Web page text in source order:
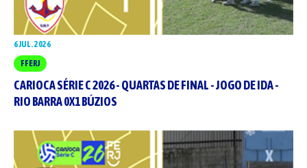
6 JUL. 2026
FFERJ
CARIOCA SÉRIE C 2026 - QUARTAS DE FINAL - JOGO DE IDA -
RIO BARRA 0X1 BÚZIOS